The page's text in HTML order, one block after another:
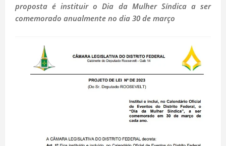
proposta é instituir o Dia da Mulher Síndica a ser
comemorado anualmente no dia 30 de março